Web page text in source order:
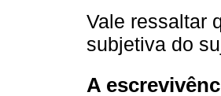
Vale ressaltar
subjetiva do
A